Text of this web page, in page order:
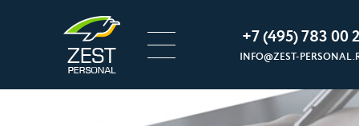
+7 (495) 783 00
INFO@ZEST-